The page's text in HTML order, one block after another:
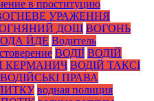
в проституцию
УРАЖЕННЯ
ДОЩ ВОГОНЬ
ЙДЕ Водитель
ВОДІЇ ВОДІЙ
КЕРМАНИЧ ВОДІЙ ТАКСІ
ВОДІЙСЬКІ ПРАВА
водная полиция